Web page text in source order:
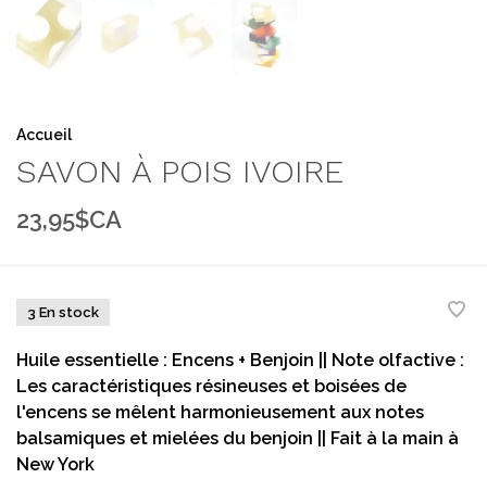
Accueil
SAVON À POIS IVOIRE
23,95$CA
3 En stock
Huile essentielle : Encens + Benjoin || Note olfactive :
Les caractéristiques résineuses et boisées de
l'encens se mêlent harmonieusement aux notes
balsamiques et mielées du benjoin || Fait à la main à
New York